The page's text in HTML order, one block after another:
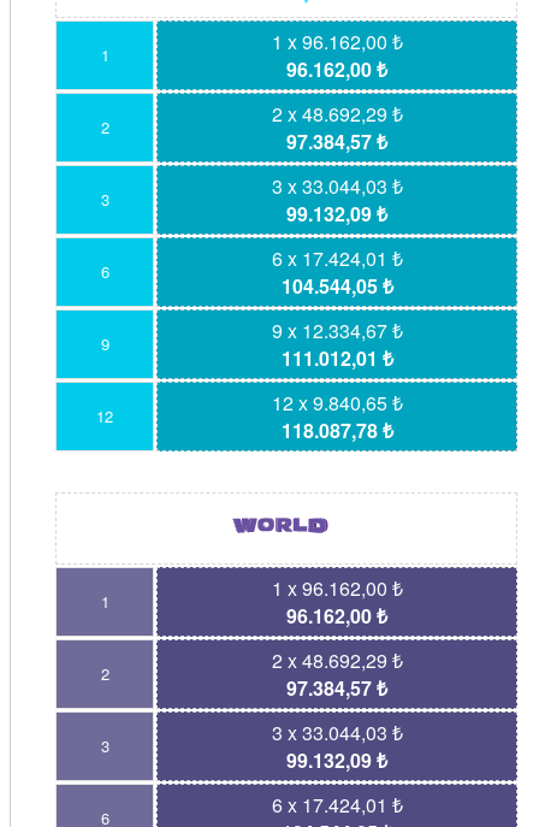
1
1 x 96.162,00 ₺
96.162,00 ₺
2
2 x 48.692,29 ₺
97.384,57 ₺
3
3 x 33.044,03 ₺
99.132,09 ₺
6
6 x 17.424,01 ₺
104.544,05 ₺
9
9 x 12.334,67 ₺
111.012,01 ₺
12
12 x 9.840,65 ₺
118.087,78 ₺
1
1 x 96.162,00 ₺
96.162,00 ₺
2
2 x 48.692,29 ₺
97.384,57 ₺
3
3 x 33.044,03 ₺
99.132,09 ₺
6
6 x 17.424,01 ₺